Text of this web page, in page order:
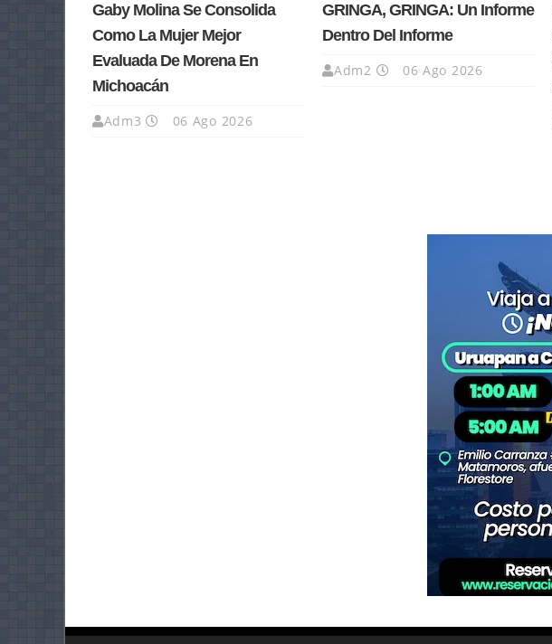
Gaby Molina Se Consolida
Como La Mujer Mejor
Evaluada De Morena En
Michoacán
Adm3 06 Ago 2026
GRINGA, GRINGA: Un Informe
Dentro Del Informe
Adm2 06 Ago 2026